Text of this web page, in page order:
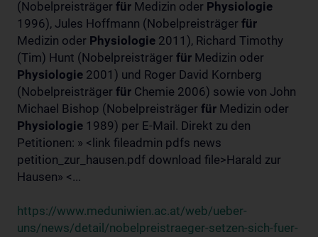
(Nobelpreisträger für Medizin oder Physiologie
1996), Jules Hoffmann (Nobelpreisträger für
Medizin oder Physiologie 2011), Richard Timothy
(Tim) Hunt (Nobelpreisträger für Medizin oder
Physiologie 2001) und Roger David Kornberg
(Nobelpreisträger für Chemie 2006) sowie von John
Michael Bishop (Nobelpreisträger für Medizin oder
Physiologie 1989) per E-Mail. Direkt zu den
Petitionen: » <link fileadmin pdfs news
petition_zur_hausen.pdf download file>Harald zur
Hausen» <...
https://www.meduniwien.ac.at/web/ueber-
uns/news/detail/nobelpreistraeger-setzen-sich-fuer-